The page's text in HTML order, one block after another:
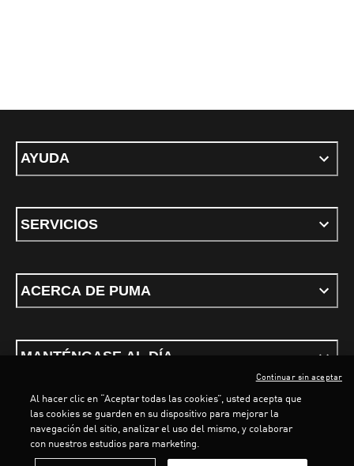
LOADING...
AYUDA
SERVICIOS
ACERCA DE PUMA
MANTÉNGASE AL DÍA
Términos y condicionesPolítica de Privacidad
Al hacer clic en “Aceptar todas las cookies”, usted acepta que
las cookies se guarden en su dispositivo para mejorar la
navegación del sitio, analizar el uso del mismo, y colaborar
con nuestros estudios para marketing.
Continuar sin aceptar